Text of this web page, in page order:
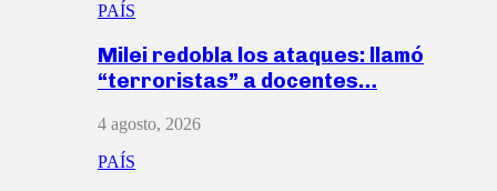
PAÍS
Milei redobla los ataques: llamó
“terroristas” a docentes…
4 agosto, 2026
PAÍS